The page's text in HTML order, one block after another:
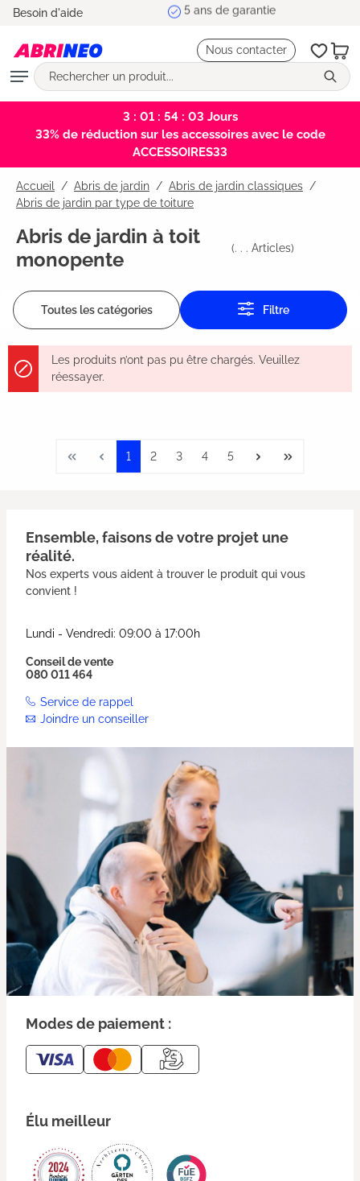
principal
Besoin d'aide 5 ans de garantie
Nous contacter
3 : 01 : 54 : 03 Jours
33% de réduction sur les accessoires avec le code
ACCESSOIRES33
Accueil Abris de jardin / Abris de jardin classiques /
Abris de jardin par type de toiture
Abris de jardin à toit
monopente
(. . . Articles)
Toutes les catégories Filtre
Les produits n’ont pas pu être chargés. Veuillez
réessayer.
1 2 3 4 5
Ensemble, faisons de votre projet une
réalité.
Nos experts vous aident à trouver le produit qui vous
convient !
Lundi - Vendredi: 09:00 à 17:00h
Conseil de vente
080 011 464
Service de rappel
Joindre un conseiller
Modes de paiement :
Élu meilleur